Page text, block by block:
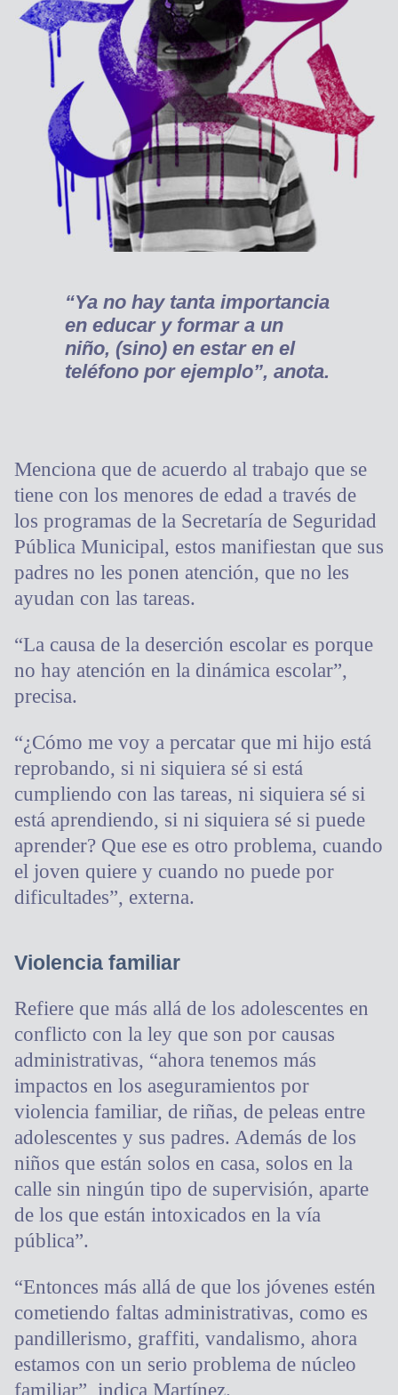
“Ya no hay tanta importancia
en educar y formar a un
niño, (sino) en estar en el
teléfono por ejemplo”, anota.
Menciona que de acuerdo al trabajo que se
tiene con los menores de edad a través de
los programas de la Secretaría de Seguridad
Pública Municipal, estos manifiestan que sus
padres no les ponen atención, que no les
ayudan con las tareas.
“La causa de la deserción escolar es porque
no hay atención en la dinámica escolar”,
precisa.
“¿Cómo me voy a percatar que mi hijo está
reprobando, si ni siquiera sé si está
cumpliendo con las tareas, ni siquiera sé si
está aprendiendo, si ni siquiera sé si puede
aprender? Que ese es otro problema, cuando
el joven quiere y cuando no puede por
dificultades”, externa.
Violencia familiar
Refiere que más allá de los adolescentes en
conflicto con la ley que son por causas
administrativas, “ahora tenemos más
impactos en los aseguramientos por
violencia familiar, de riñas, de peleas entre
adolescentes y sus padres. Además de los
niños que están solos en casa, solos en la
calle sin ningún tipo de supervisión, aparte
de los que están intoxicados en la vía
pública”.
“Entonces más allá de que los jóvenes estén
cometiendo faltas administrativas, como es
pandillerismo, graffiti, vandalismo, ahora
estamos con un serio problema de núcleo
familiar”, indica Martínez.